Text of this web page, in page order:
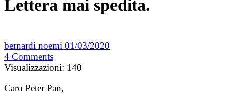
Lettera mai spedita.
bernardi noemi 01/03/2020
4 Comments
Visualizzazioni: 140
Caro Peter Pan,